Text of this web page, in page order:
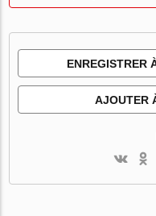
ENREGISTRER
AJOUTER